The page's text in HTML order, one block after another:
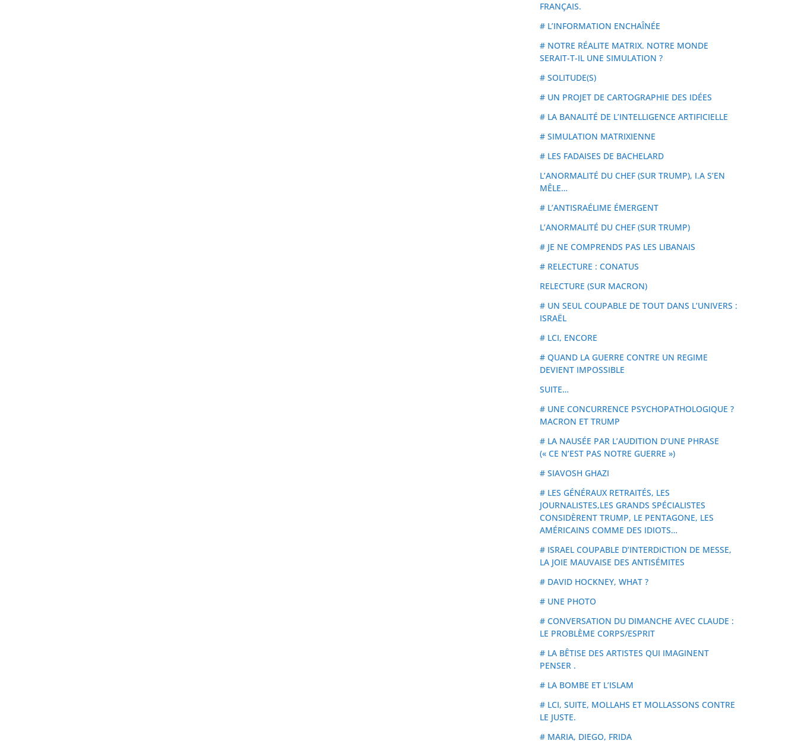
FRANÇAIS.
# L’INFORMATION ENCHAÎNÉE
# NOTRE RÉALITE MATRIX. NOTRE MONDE
SERAIT-T-IL UNE SIMULATION ?
# SOLITUDE(S)
# UN PROJET DE CARTOGRAPHIE DES IDÉES
# LA BANALITÉ DE L’INTELLIGENCE ARTIFICIELLE
# SIMULATION MATRIXIENNE
# LES FADAISES DE BACHELARD
L’ANORMALITÉ DU CHEF (SUR TRUMP), I.A S’EN
MÊLE…
# L’ANTISRAÉLIME ÉMERGENT
L’ANORMALITÉ DU CHEF (SUR TRUMP)
# JE NE COMPRENDS PAS LES LIBANAIS
# RELECTURE : CONATUS
RELECTURE (SUR MACRON)
# UN SEUL COUPABLE DE TOUT DANS L’UNIVERS :
ISRAËL
# LCI, ENCORE
# QUAND LA GUERRE CONTRE UN REGIME
DEVIENT IMPOSSIBLE
SUITE…
# UNE CONCURRENCE PSYCHOPATHOLOGIQUE ?
MACRON ET TRUMP
# LA NAUSÉE PAR L’AUDITION D’UNE PHRASE
(« CE N’EST PAS NOTRE GUERRE »)
# SIAVOSH GHAZI
# LES GÉNÉRAUX RETRAITÉS, LES
JOURNALISTES,LES GRANDS SPÉCIALISTES
CONSIDÈRENT TRUMP, LE PENTAGONE, LES
AMÉRICAINS COMME DES IDIOTS…
# ISRAEL COUPABLE D’INTERDICTION DE MESSE,
LA JOIE MAUVAISE DES ANTISÉMITES
# DAVID HOCKNEY, WHAT ?
# UNE PHOTO
# CONVERSATION DU DIMANCHE AVEC CLAUDE :
LE PROBLÈME CORPS/ESPRIT
# LA BÊTISE DES ARTISTES QUI IMAGINENT
PENSER .
# LA BOMBE ET L’ISLAM
# LCI, SUITE, MOLLAHS ET MOLLASSONS CONTRE
LE JUSTE.
# MARIA, DIEGO, FRIDA